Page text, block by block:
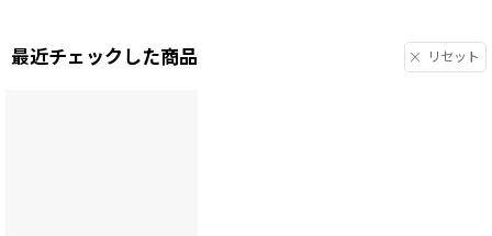
最近チェックした商品 リセット